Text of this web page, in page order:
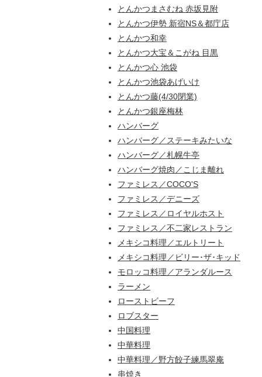
とんかつまさむね 赤坂見附
とんかつ伊勢 新宿NS＆都庁店
とんかつ和幸
とんかつ大宝＆こがね 目黒
とんかつ心 池袋
とんかつ池袋あげいけ
とんかつ藤(4/30閉業)
とんかつ銀座梅林
ハンバーグ
ハンバーグ／ステーキみたいな
ハンバーグ／札幌牛亭
ハンバーグ焼肉／こじま離れ
ファミレス／COCO'S
ファミレス／デニーズ
ファミレス／ロイヤルホスト
ファミレス／不二家レストラン
メキシコ料理／エルトリート
メキシコ料理／ビリー･ザ･キッド
モロッコ料理／アランダルース
ラーメン
ローストビーフ
ロブスター
中国料理
中華料理
中華料理／野方餃子練馬翠庵
串焼き